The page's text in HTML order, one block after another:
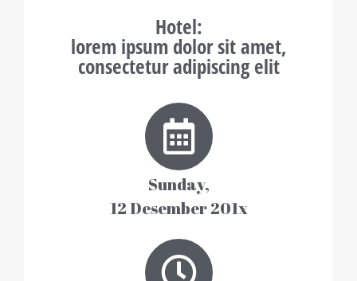
Hotel:
lorem ipsum dolor sit amet,
consectetur adipiscing elit
Sunday,
12 Desember 201x